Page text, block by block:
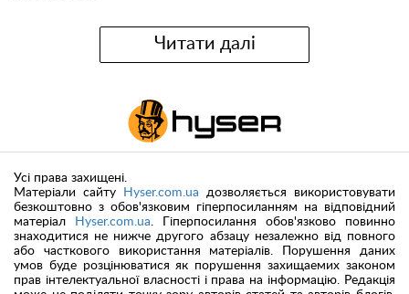
Читати далі
Усі права захищені.
Матеріали сайту
Hyser.com.ua дозволяється використовувати
безкоштовно з обов'язковим гіперпосиланням на відповідний
матеріал
Hyser.com.ua. Гіперпосилання обов'язково повинно
знаходитися не нижче другого абзацу незалежно від повного
або часткового використання матеріалів. Порушення даних
умов буде розцінюватися як порушення захищаемих законом
прав інтелектуальної власності і права на інформацію. Редакція